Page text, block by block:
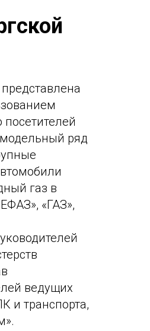
ряд
газ в
«ГАЗ»,
ведущих
и транспорта,